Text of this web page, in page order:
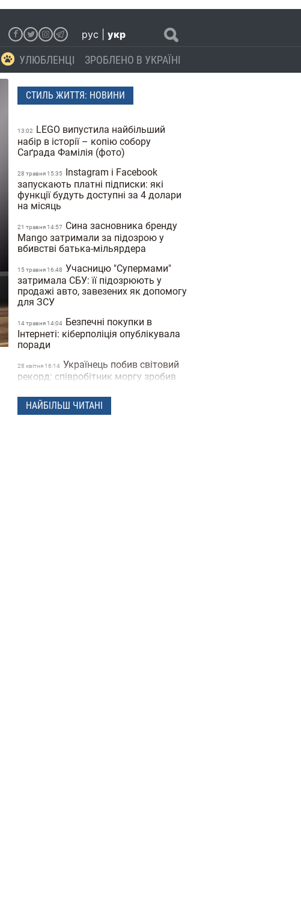
рус укр
УЛЮБЛЕНЦІ ЗРОБЛЕНО В УКРАЇНІ
СТИЛЬ ЖИТТЯ: НОВИНИ
13:02
LEGO випустила найбільший
набір в історії – копію собору
Саґрада Фамілія (фото)
28 травня 15:35 Instagram і Facebook
запускають платні підписки: які
функції будуть доступні за 4 долари
на місяць
21 травня 14:57
Сина засновника бренду
Mango затримали за підозрою у
вбивстві батька-мільярдера
15 травня 16:48 Учасницю "Супермами"
затримала СБУ: її підозрюють у
продажі авто, завезених як допомогу
для ЗСУ
14 травня 14:04 Безпечні покупки в
Інтернеті: кіберполіція опублікувала
поради
28 квiтня 16:14 Українець побив світовий
рекорд: співробітник моргу зробив
скелетом"
Чоловіки закохуються
НАЙБІЛЬШ ЧИТАНІ